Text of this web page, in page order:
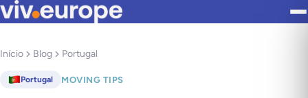
Início Blog Portugal
Portugal MOVING TIPS